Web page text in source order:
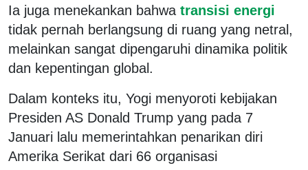
Ia juga menekankan bahwa transisi energi
tidak pernah berlangsung di ruang yang netral,
melainkan sangat dipengaruhi dinamika politik
dan kepentingan global.
Dalam konteks itu, Yogi menyoroti kebijakan
Presiden AS Donald Trump yang pada 7
Januari lalu memerintahkan penarikan diri
Amerika Serikat dari 66 organisasi